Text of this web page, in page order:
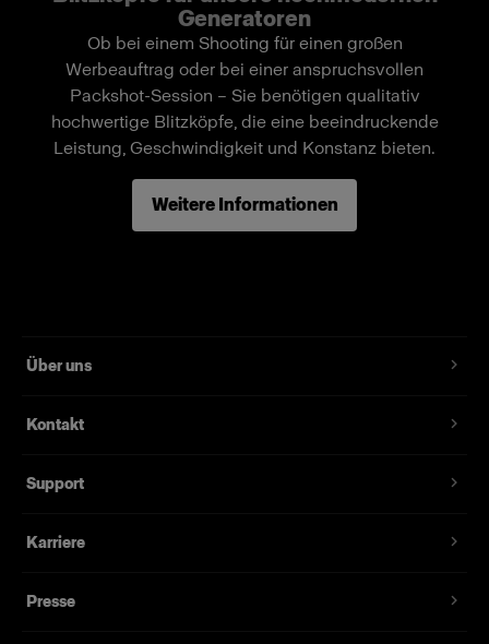
einzigartige Funktion erlaubt Ihnen, das Licht zu
formen, indem Sie einfach den Reflektor am
Blitzkopf vor und zurück schieben.
Merkmale
Gemacht für anspruchsvolle Arbeiten mit den
D4- oder Acute2-Generatoren.
auch im Dauereinsatz.
Profoto Zoom Reflector im Lieferumfang
Werkzeug, das von Fotografen auf der ganzen
wird.
Generatoren
Ob bei einem Shooting für einen großen
Werbeauftrag oder bei einer anspruchsvollen
Packshot-Session – Sie benötigen qualitativ
hochwertige Blitzköpfe, die eine beeindruckende
Leistung, Geschwindigkeit und Konstanz bieten.
Weitere Informationen
Über uns
Kontakt
Support
Karriere
Presse